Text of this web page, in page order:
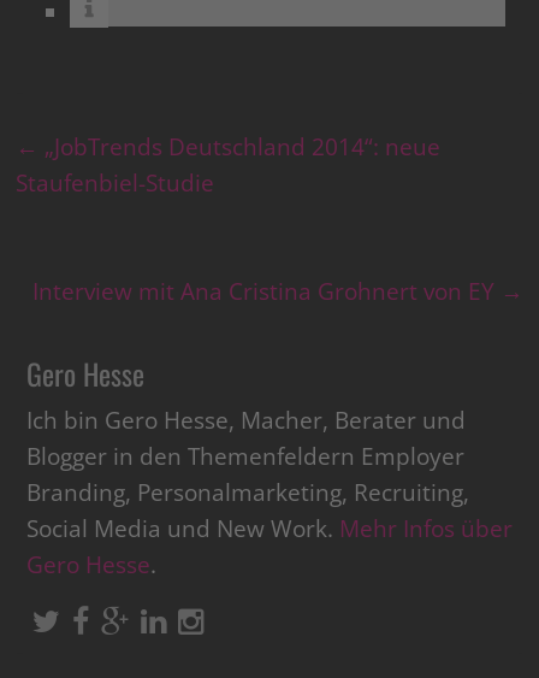
← „JobTrends Deutschland 2014“: neue
Staufenbiel-Studie
Interview mit Ana Cristina Grohnert von EY →
Gero Hesse
Ich bin Gero Hesse, Macher, Berater und
Blogger in den Themenfeldern Employer
Branding, Personalmarketing, Recruiting,
Social Media und New Work. Mehr Infos über
Gero Hesse.